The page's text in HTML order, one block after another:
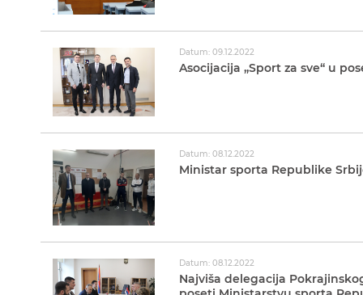
Datum: 09.12.2022
Asocijacija „Sport za sve“ u
Datum: 08.12.2022
Ministar sporta Republike
Datum: 08.12.2022
Najviša delegacija